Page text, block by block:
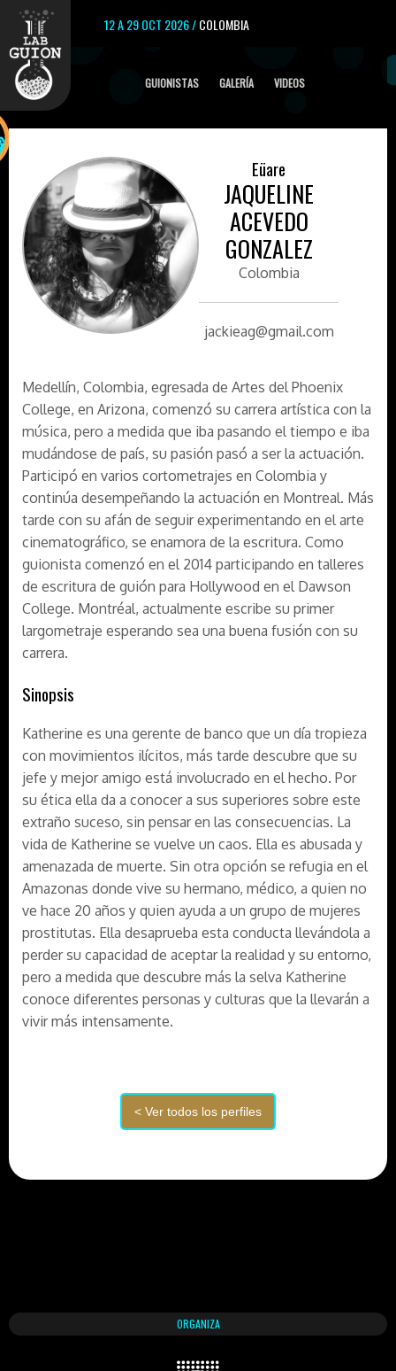
12 A 29 OCT 2026 /COLOMBIA
GUIONISTAS GALERÍA VIDEOS
Eüare
JAQUELINE
ACEVEDO
GONZALEZ
Colombia
jackieag@gmail.com
Medellín, Colombia, egresada de Artes del Phoenix
College, en Arizona, comenzó su carrera artística con la
música, pero a medida que iba pasando el tiempo e iba
mudándose de país, su pasión pasó a ser la actuación.
Participó en varios cortometrajes en Colombia y
continúa desempeñando la actuación en Montreal. Más
tarde con su afán de seguir experimentando en el arte
cinematográfico, se enamora de la escritura. Como
guionista comenzó en el 2014 participando en talleres
de escritura de guión para Hollywood en el Dawson
College. Montréal, actualmente escribe su primer
largometraje esperando sea una buena fusión con su
carrera.
Sinopsis
Katherine es una gerente de banco que un día tropieza
con movimientos ilícitos, más tarde descubre que su
jefe y mejor amigo está involucrado en el hecho. Por
su ética ella da a conocer a sus superiores sobre este
extraño suceso, sin pensar en las consecuencias. La
vida de Katherine se vuelve un caos. Ella es abusada y
amenazada de muerte. Sin otra opción se refugia en el
Amazonas donde vive su hermano, médico, a quien no
ve hace 20 años y quien ayuda a un grupo de mujeres
prostitutas. Ella desaprueba esta conducta llevándola a
perder su capacidad de aceptar la realidad y su entorno,
pero a medida que descubre más la selva Katherine
conoce diferentes personas y culturas que la llevarán a
vivir más intensamente.
ORGANIZA